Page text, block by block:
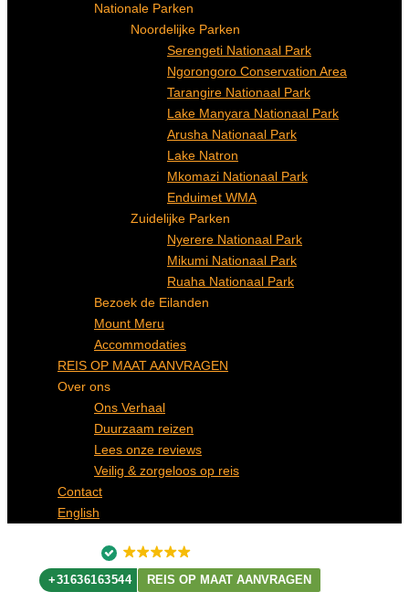
Nationale Parken
Noordelijke Parken
Serengeti Nationaal Park
Ngorongoro Conservation Area
Tarangire Nationaal Park
Lake Manyara Nationaal Park
Arusha Nationaal Park
Lake Natron
Mkomazi Nationaal Park
Enduimet WMA
Zuidelijke Parken
Nyerere Nationaal Park
Mikumi Nationaal Park
Ruaha Nationaal Park
Bezoek de Eilanden
Mount Meru
Accommodaties
REIS OP MAAT AANVRAGEN
Over ons
Ons Verhaal
Duurzaam reizen
Lees onze reviews
Veilig & zorgeloos op reis
Contact
English
+31636163544 REIS OP MAAT AANVRAGEN